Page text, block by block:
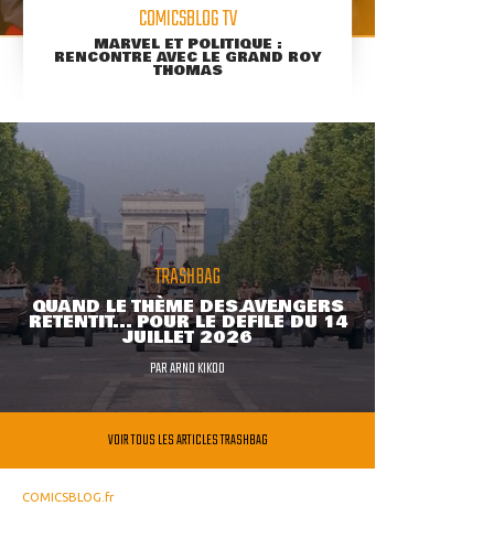
COMICSBLOG TV
MARVEL ET POLITIQUE :
RENCONTRE AVEC LE GRAND ROY
THOMAS
TRASHBAG
QUAND LE THÈME DES AVENGERS
RETENTIT... POUR LE DÉFILÉ DU 14
JUILLET 2026
PARARNO KIKOO
VOIR TOUS LES ARTICLES TRASHBAG
COMICSBLOG.fr